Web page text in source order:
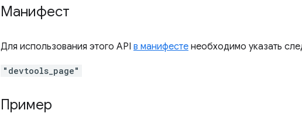
Манифест
Для использования этого API в манифесте необходимо указать
"devtools_page"
Пример